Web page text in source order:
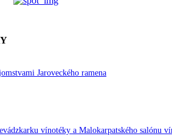
Jaroveckého ramena
vínotéky a Malokarpatského salónu